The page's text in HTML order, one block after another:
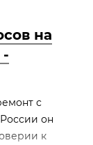
на
-
с
он
к